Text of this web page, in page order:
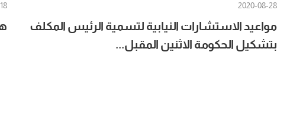
2020-08-28
مواعيد الاستشارات النيابية لتسمية الرئيس المكلف
بتشكيل الحكومة الاثنين المقبل...